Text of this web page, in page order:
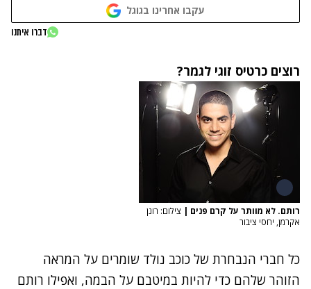
עקבו אחרינו בגוגל
דברו איתנו
רוצים כרטיס זוגי לגמר?
רותם. לא מוותר על קרם פנים | צילום: רונן
אקרמן, יחסי ציבור
כל חברי הנבחרת של כוכב נולד שומרים על המראה
הזוהר שלהם כדי להיות במיטבם על הבמה, ואפילו רותם